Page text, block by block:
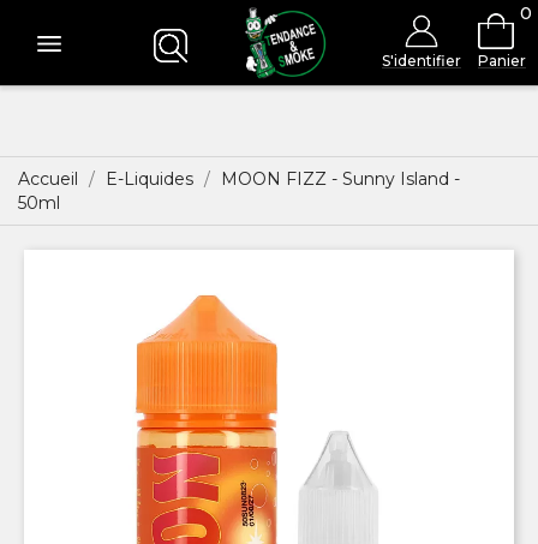
S'identifier
0
Panier
Accueil E-Liquides
MOON FIZZ - Sunny Island -
50ml